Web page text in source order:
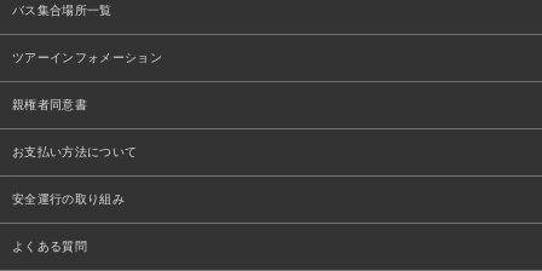
バス集合場所一覧
ツアーインフォメーション
親権者同意書
お支払い方法について
安全運行の取り組み
よくある質問